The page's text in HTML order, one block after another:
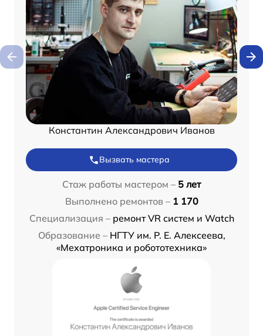
Константин Александрович Иванов
Вызвать мастера
Стаж работы мастером – 5 лет
Выполнено ремонтов – 1 170
Специализация – ремонт VR систем и Watch
Образование – НГТУ им. Р. Е. Алексеева,
«Мехатроника и робототехника»